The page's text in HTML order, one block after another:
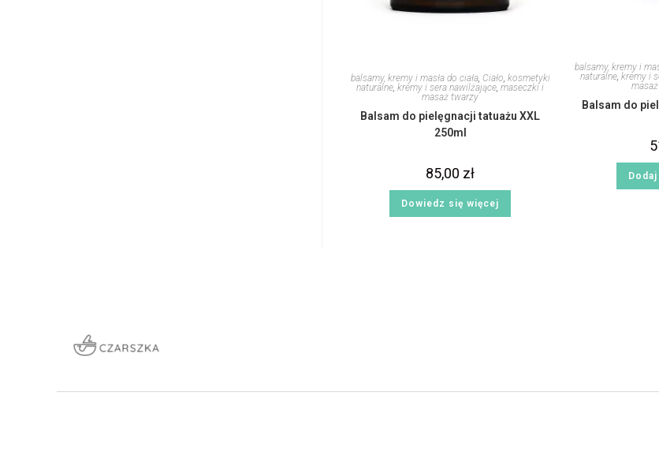
balsamy, kremy i masła do ciała, Ciało, kosmetyki
naturalne,kremy i sera nawilżające,maseczki i
masaż twarzy
Balsam do pielęgnacji tatuażu XXL
250ml
85,00 zł
Dowiedz się więcej
balsamy, kremy i
naturalne,kremy i
Balsam do